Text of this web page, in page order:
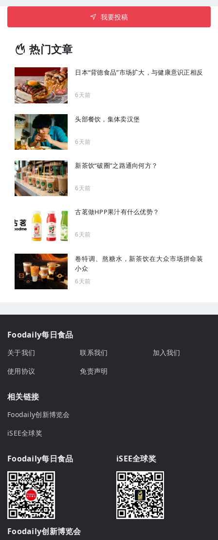
我要投稿
热门文章
日本“背德食品”市场扩大，与健康意识正相反
6天前
头部餐饮，集体卖汉堡
6天前
新茶饮“破圈”之路通向何方？
6天前
古茗做HPP果汁有什么优势？
6天前
卷特调、熬糖水，新茶饮在大众市场拼命装
小众
6天前
Foodaily每日食品
关于我们 联系我们
加入我们
使用协议
免责声明
相关链接
Foodaily创新博览会
iSEE全球奖
Foodaily每日食品 iSEE全球奖
Foodaily创新博览会